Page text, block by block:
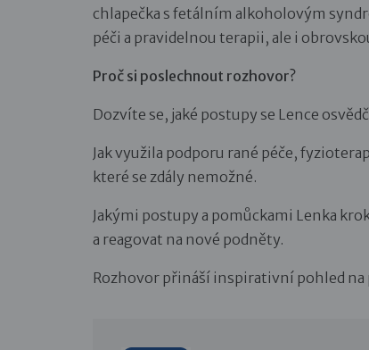
chlapečka s fetálním alkoholovým
péči a pravidelnou terapii, ale i
Proč si poslechnout rozhovor?
Dozvíte se, jaké postupy se Lence
Jak využila podporu rané péče,
které se zdály nemožné.
Jakými postupy a pomůckami Lenka
a reagovat na nové podněty.
Rozhovor přináší inspirativní pohled